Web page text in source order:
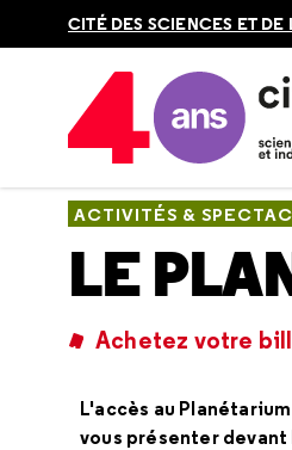
CITÉ DES SCIENCES ET DE
Accueil Au programme
ACTIVITÉS &
LE
Achetez votre
L'accès au
vous présenter devant